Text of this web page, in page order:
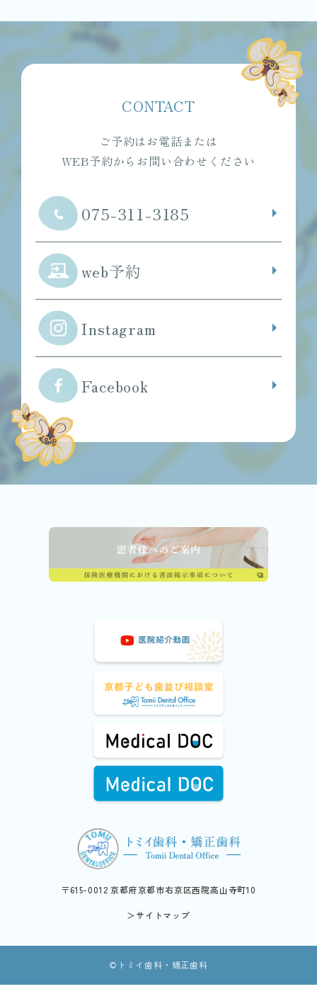
CONTACT
ご予約はお電話または
WEB予約からお問い合わせください
075-311-3185
web予約
Instagram
Facebook
〒615-0012 京都府京都市右京区西院高山寺町10
＞サイトマップ
©︎トミイ歯科・矯正歯科